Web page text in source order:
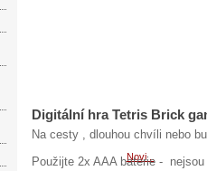
Digitální hra Tetris Brick
Na cesty , dlouhou chvíli nebo
Použijte 2x AAA baterie -